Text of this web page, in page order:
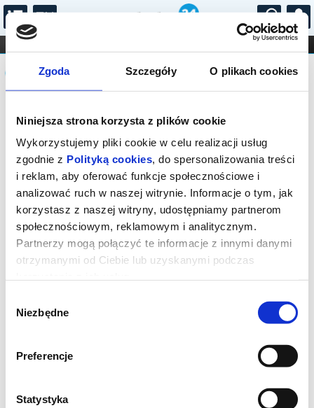
Zgoda Szczegóły O plikach cookies
Niniejsza strona korzysta z plików cookie
Wykorzystujemy pliki cookie w celu realizacji usług
zgodnie z Polityką cookies, do spersonalizowania treści
i reklam, aby oferować funkcje społecznościowe i
analizować ruch w naszej witrynie. Informacje o tym, jak
korzystasz z naszej witryny, udostępniamy partnerom
społecznościowym, reklamowym i analitycznym.
Partnerzy mogą połączyć te informacje z innymi danymi
otrzymanymi od Ciebie lub uzyskanymi podczas
zgody
Niezbędne
Preferencje
Statystyka
...
FILHARMONIA OPERA I BALET
STAND-UP
DLA DZIECI
Komunikat
Sprzedaż biletów on-line na wydarzenie
została zakończona.